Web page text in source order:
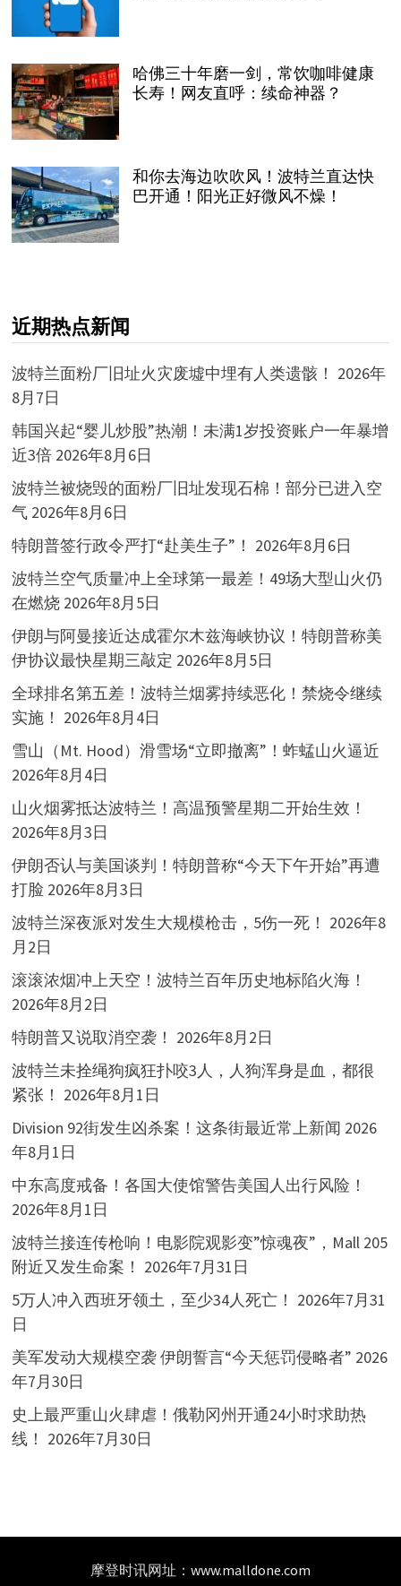
哈佛三十年磨一剑，常饮咖啡健康
长寿！网友直呼：续命神器？
和你去海边吹吹风！波特兰直达快
巴开通！阳光正好微风不燥！
近期热点新闻
波特兰面粉厂旧址火灾废墟中埋有人类遗骸！ 2026年
8月7日
韩国兴起“婴儿炒股”热潮！未满1岁投资账户一年暴增
近3倍 2026年8月6日
波特兰被烧毁的面粉厂旧址发现石棉！部分已进入空
气 2026年8月6日
特朗普签行政令严打“赴美生子”！ 2026年8月6日
波特兰空气质量冲上全球第一最差！49场大型山火仍
在燃烧 2026年8月5日
伊朗与阿曼接近达成霍尔木兹海峡协议！特朗普称美
伊协议最快星期三敲定 2026年8月5日
全球排名第五差！波特兰烟雾持续恶化！禁烧令继续
实施！ 2026年8月4日
雪山（Mt. Hood）滑雪场“立即撤离”！蚱蜢山火逼近
2026年8月4日
山火烟雾抵达波特兰！高温预警星期二开始生效！
2026年8月3日
伊朗否认与美国谈判！特朗普称“今天下午开始”再遭
打脸 2026年8月3日
波特兰深夜派对发生大规模枪击，5伤一死！ 2026年8
月2日
滚滚浓烟冲上天空！波特兰百年历史地标陷火海！
2026年8月2日
特朗普又说取消空袭！ 2026年8月2日
波特兰未拴绳狗疯狂扑咬3人，人狗浑身是血，都很
紧张！ 2026年8月1日
Division 92街发生凶杀案！这条街最近常上新闻 2026
年8月1日
中东高度戒备！各国大使馆警告美国人出行风险！
2026年8月1日
波特兰接连传枪响！电影院观影变”惊魂夜”，Mall 205
附近又发生命案！ 2026年7月31日
5万人冲入西班牙领土，至少34人死亡！ 2026年7月31
日
美军发动大规模空袭 伊朗誓言“今天惩罚侵略者” 2026
年7月30日
史上最严重山火肆虐！俄勒冈州开通24小时求助热
线！ 2026年7月30日
摩登时讯网址： www.malldone.com